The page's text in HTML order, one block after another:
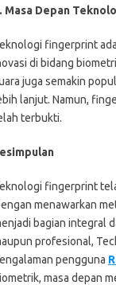
Masa Depan
fingerprint
di bidang
juga semakin
lanjut. Namun,
terbukti.
fingerprint
menawarkan
bagian integral
profesional,
pengguna
masa depan